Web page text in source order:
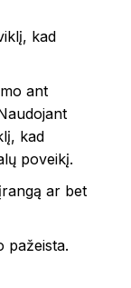
kad
ant
kad
poveikį.
ar bet
pažeista.